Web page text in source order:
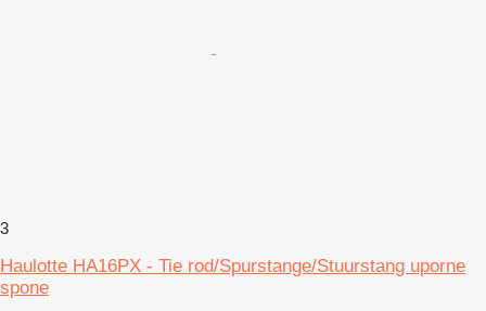
3
Haulotte HA16PX - Tie rod/Spurstange/Stuurstang uporne
spone